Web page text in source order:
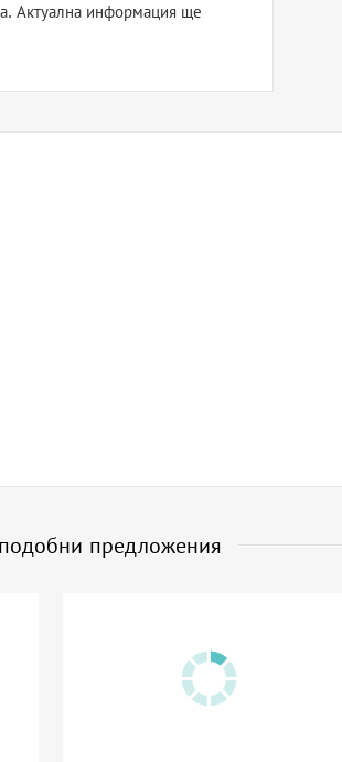
Актуална информация ще
предложения